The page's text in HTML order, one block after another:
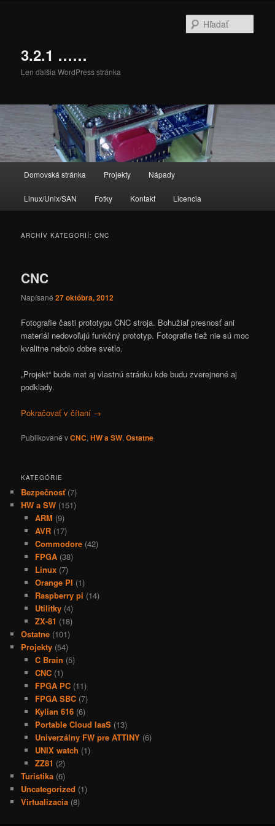
3.2.1 ……
Len ďalšia WordPress stránka
Domovská stránka Projekty Nápady
Linux/Unix/SAN Fotky Kontakt Licencia
ARCHÍV KATEGORIÍ:CNC
CNC
Napísané27 októbra, 2012
Fotografie časti prototypu CNC stroja. Bohužiaľ presnosť ani
materiál nedovoľujú funkčný prototyp. Fotografie tiež nie sú moc
kvalitne nebolo dobre svetlo.
„Projekt“ bude mat aj vlastnú stránku kde budu zverejnené aj
podklady.
Pokračovať v čítaní →
Publikované vCNC,HW a SW,Ostatne
KATEGÓRIE
Bezpečnosť(7)
HW a SW (151)
ARM (9)
AVR(17)
Commodore(42)
FPGA(38)
Linux(7)
Orange PI (1)
Raspberry pi (14)
Utilitky(4)
ZX-81 (18)
Ostatne (101)
Projekty (54)
C Brain (5)
CNC(1)
FPGA PC(11)
FPGA SBC(7)
Kylian 616(6)
Portable Cloud IaaS(13)
Univerzálny FW pre ATTINY(6)
UNIX watch (1)
ZZ81 (2)
Turistika (6)
Uncategorized (1)
Virtualizacia (8)